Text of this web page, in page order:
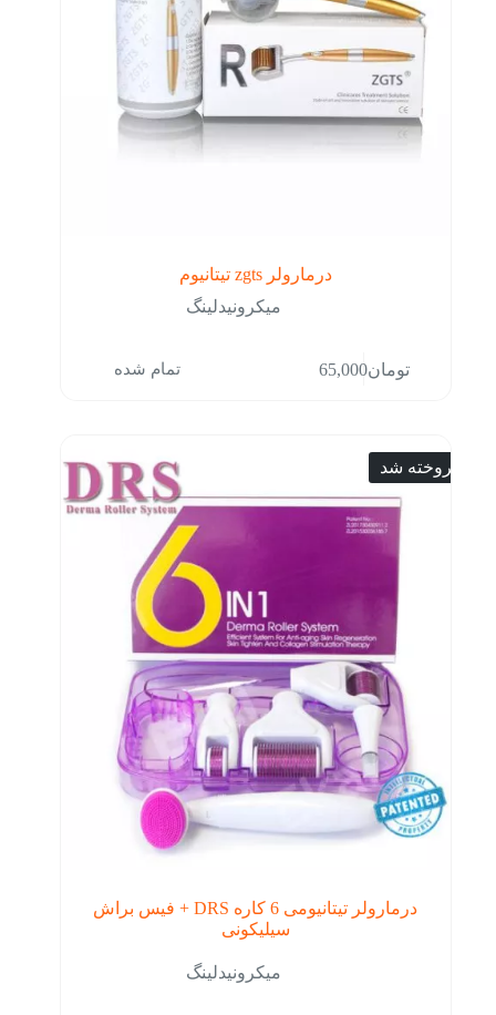
درمارولر zgts تیتانیوم
میکرونیدلینگ
تومان65,000 تمام شده
فروخته شد
درمارولر تیتانیومی 6 کاره DRS + فیس براش
سیلیکونی
میکرونیدلینگ